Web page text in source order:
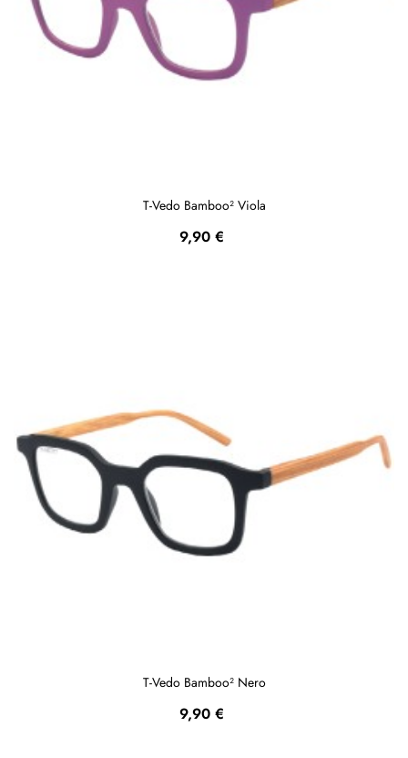
T-Vedo Bamboo² Viola
Prezzo
9,90 €
T-Vedo Bamboo² Nero
Prezzo
9,90 €